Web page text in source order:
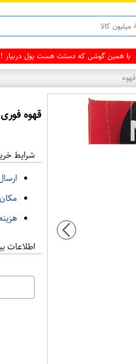
همین ا
قهوه
قهوه فوری بسته 20 عددی به همراه 4
شرایط
اطلاعات